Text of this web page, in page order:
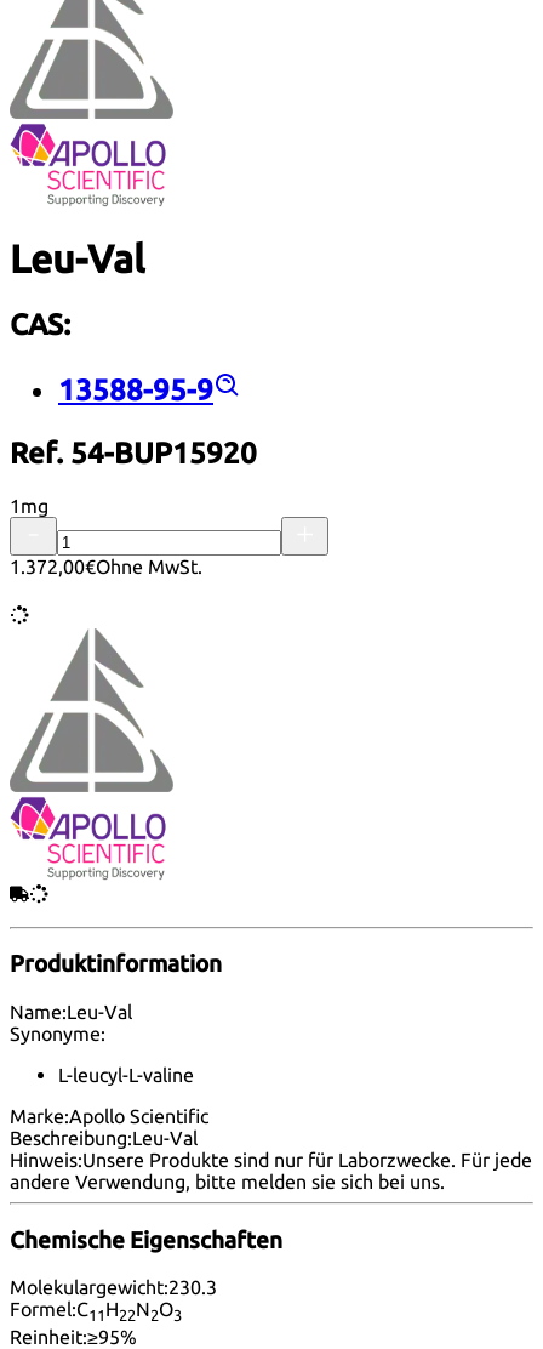
Leu-Val
CAS:
13588-95-9
Ref. 54-BUP15920
1mg
1.372,00€Ohne MwSt.
Produktinformation
Name:Leu-Val
Synonyme:
L-leucyl-L-valine
Marke:Apollo Scientific
Beschreibung:Leu-Val
Hinweis:Unsere Produkte sind nur für Laborzwecke. Für jede
andere Verwendung, bitte melden sie sich bei uns.
Chemische Eigenschaften
Molekulargewicht:230.3
Formel:C11 H22N2O3
Reinheit:≥95%